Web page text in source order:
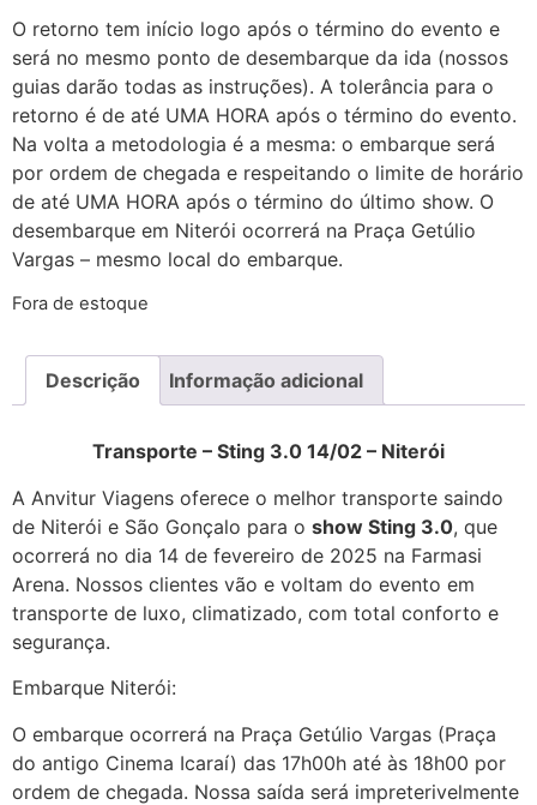
O retorno tem início logo após o término do evento e
será no mesmo ponto de desembarque da ida (nossos
guias darão todas as instruções). A tolerância para o
retorno é de até UMA HORA após o término do evento.
Na volta a metodologia é a mesma: o embarque será
por ordem de chegada e respeitando o limite de horário
de até UMA HORA após o término do último show. O
desembarque em Niterói ocorrerá na Praça Getúlio
Vargas – mesmo local do embarque.
Fora de estoque
Descrição Informação adicional
Transporte – Sting 3.0 14/02 – Niterói
A Anvitur Viagens oferece o melhor transporte saindo
de Niterói e São Gonçalo para o show Sting 3.0, que
ocorrerá no dia 14 de fevereiro de 2025 na Farmasi
Arena. Nossos clientes vão e voltam do evento em
transporte de luxo, climatizado, com total conforto e
segurança.
Embarque Niterói:
O embarque ocorrerá na Praça Getúlio Vargas (Praça
do antigo Cinema Icaraí) das 17h00h até às 18h00 por
ordem de chegada. Nossa saída será impreterivelmente